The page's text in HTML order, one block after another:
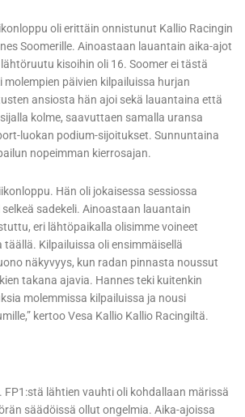
oli erittäin onnistunut Kallio Racingin
Soomerille. Ainoastaan lauantain aika-ajot
kisoihin oli 16. Soomer ei tästä
molempien päivien kilpailuissa hurjan
ansiosta hän ajoi sekä lauantaina että
kolme, saavuttaen samalla uransa
luokan podium-sijoitukset. Sunnuntaina
nopeimman kierrosajan.
Hän oli jokaisessa sessiossa
sadekeli. Ainoastaan lauantain
eri lähtöpaikalla olisimme voineet
Kilpailuissa oli ensimmäisellä
näkyvyys, kun radan pinnasta noussut
takana ajavia. Hannes teki kuitenkin
molemmissa kilpailuissa ja nousi
kertoo Vesa Kallio Kallio Racingiltä.
FP1:stä lähtien vauhti oli kohdallaan märissä
säädöissä ollut ongelmia. Aika-ajoissa